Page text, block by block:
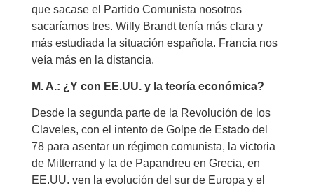
que sacase el Partido Comunista nosotros
sacaríamos tres. Willy Brandt tenía más clara y
más estudiada la situación española. Francia nos
veía más en la distancia.
M. A.: ¿Y con EE.UU. y la teoría económica?
Desde la segunda parte de la Revolución de los
Claveles, con el intento de Golpe de Estado del
78 para asentar un régimen comunista, la victoria
de Mitterrand y la de Papandreu en Grecia, en
EE.UU. ven la evolución del sur de Europa y el